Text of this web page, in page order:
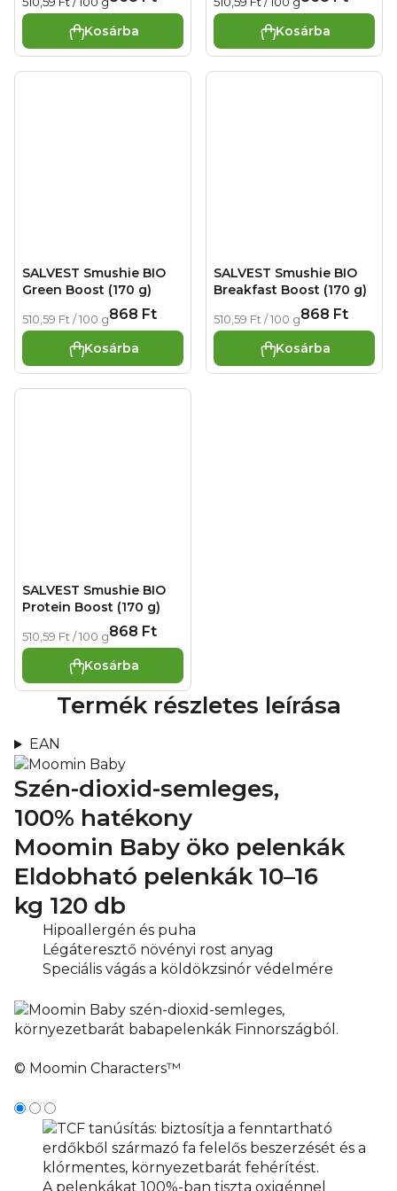
r. o., Zbraslavská 22/49, Prága 5, 159 00, Csehország
Kosárba Kosárba
SALVEST Smushie BIO
Green Boost (170 g)
868 Ft
Egységár:
510,59 Ft / 100 g
Kosárba
SALVEST Smushie BIO
Breakfast Boost (170 g)
868 Ft
Egységár:
510,59 Ft / 100 g
Kosárba
SALVEST Smushie BIO
Protein Boost (170 g)
868 Ft
Egységár:
510,59 Ft / 100 g
Kosárba
Termék részletes leírása
EAN
Szén-dioxid-semleges,
100% hatékony
Moomin Baby öko pelenkák
Eldobható pelenkák 10–16
kg 120 db
Hipoallergén és puha
Légáteresztő növényi rost anyag
Speciális vágás a köldökzsinór védelmére
© Moomin Characters™
A pelenkákat 100%-ban tiszta oxigénnel